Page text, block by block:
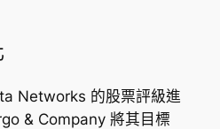
Networks 的股票評級進
& Company 將其目標